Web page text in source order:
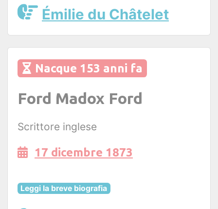
Émilie du Châtelet
Nacque 153 anni fa
Ford Madox Ford
Scrittore inglese
17 dicembre 1873
Leggi la breve biografia